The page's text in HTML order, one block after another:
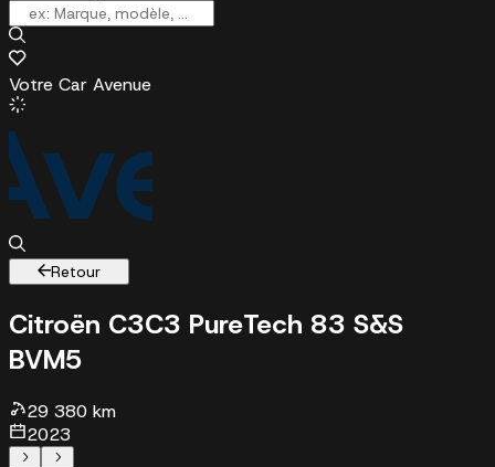
Votre Car Avenue
Retour
Citroën C3C3 PureTech 83 S&S
BVM5
29 380 km
2023